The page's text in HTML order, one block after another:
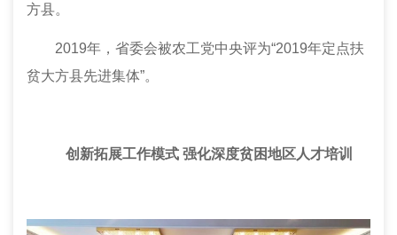
方县。
2019年，省委会被农工党中央评为“2019年定点扶
贫大方县先进集体”。
创新拓展工作模式 强化深度贫困地区人才培训